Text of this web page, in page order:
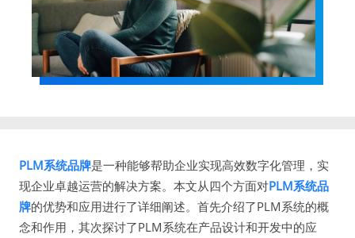
PLM系统品牌是一种能够帮助企业实现高效数字化管理，实
现企业卓越运营的解决方案。本文从四个方面对PLM系统品
牌的优势和应用进行了详细阐述。首先介绍了PLM系统的概
念和作用，其次探讨了PLM系统在产品设计和开发中的应